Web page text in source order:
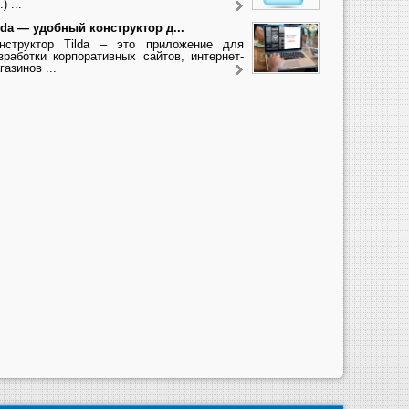
...
— удобный конструктор д...
Tilda – это приложение для
корпоративных сайтов, интернет-
...